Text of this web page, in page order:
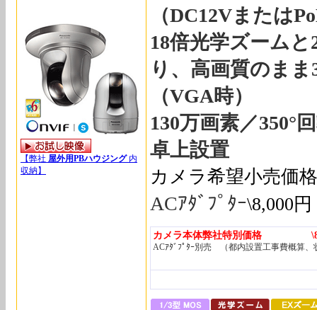
【弊社 屋外用PBハウジング 内
収納】
（DC12Vまたは
18倍光学ズーム
り、高画質のま
（VGA時）
130万画素／350°
卓上設置
カメラ希望小売価
ACｱﾀﾞﾌﾟﾀｰ\8,000円
カメラ本体弊社特別価格
ACｱﾀﾞﾌﾟﾀｰ別売 （都内設置工事費概算、